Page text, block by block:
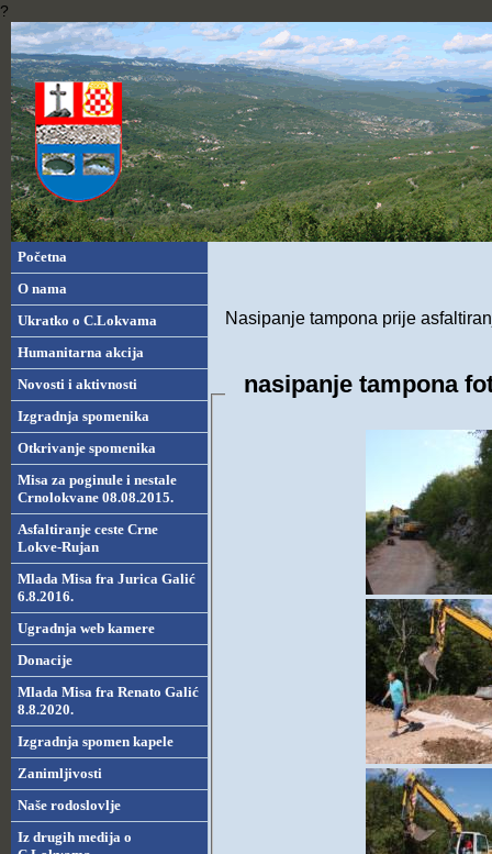
?
Početna
O nama
Ukratko o C.Lokvama
Humanitarna akcija
Novosti i aktivnosti
Izgradnja spomenika
Otkrivanje spomenika
Misa za poginule i nestale
Crnolokvane 08.08.2015.
Asfaltiranje ceste Crne
Lokve-Rujan
Mlada Misa fra Jurica Galić
6.8.2016.
Ugradnja web kamere
Donacije
Mlada Misa fra Renato Galić
8.8.2020.
Izgradnja spomen kapele
Zanimljivosti
Naše rodoslovlje
Iz drugih medija o
Nasipanje tampona prije
nasipanje tampona